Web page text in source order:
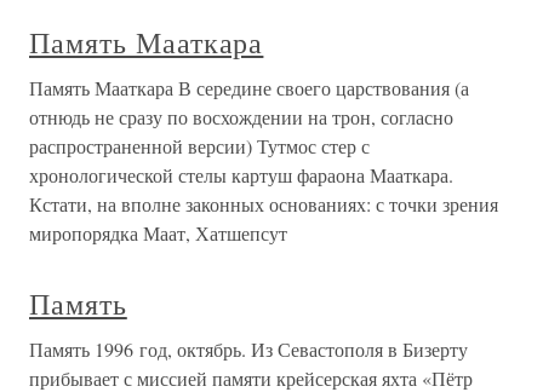
Память Мааткара
Память Мааткара В середине своего царствования (а
отнюдь не сразу по восхождении на трон, согласно
распространенной версии) Тутмос стер с
хронологической стелы картуш фараона Мааткара.
Кстати, на вполне законных основаниях: с точки зрения
миропорядка Маат, Хатшепсут
Память
Память 1996 год, октябрь. Из Севастополя в Бизерту
прибывает с миссией памяти крейсерская яхта «Пётр